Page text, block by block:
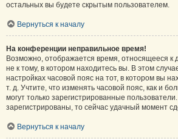
остальных вы будете скрытым пользователем.
Вернуться к началу
На конференции неправильное время!
Возможно, отображается время, относящееся к
не к тому, в котором находитесь вы. В этом
настройках часовой пояс на тот, в котором вы
т. д. Учтите, что изменять часовой пояс, как и
могут только зарегистрированные
зарегистрированы, то сейчас удачный момент
Вернуться к началу